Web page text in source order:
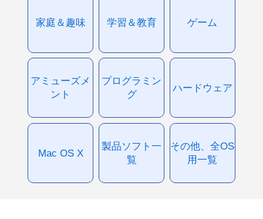
家庭＆趣味 学習＆教育 ゲーム
アミューズメ
ント
プログラミン
グ
ハードウェア
Mac OS X
製品ソフト一
覧
その他、全OS
用一覧